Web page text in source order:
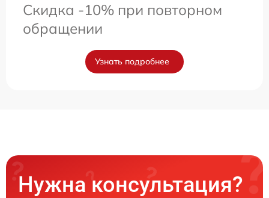
Скидка -10% при повторном
обращении
Узнать подробнее
Нужна консультация?